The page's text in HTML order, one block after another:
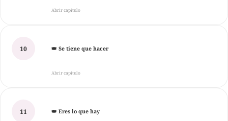
Abrir capítulo
10 👑 Se tiene que hacer
Abrir capítulo
11 👑 Eres lo que hay